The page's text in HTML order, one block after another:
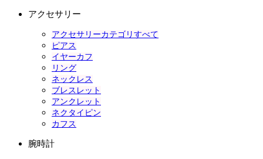
アクセサリー
アクセサリーカテゴリすべて
ピアス
イヤーカフ
リング
ネックレス
ブレスレット
アンクレット
ネクタイピン
カフス
腕時計